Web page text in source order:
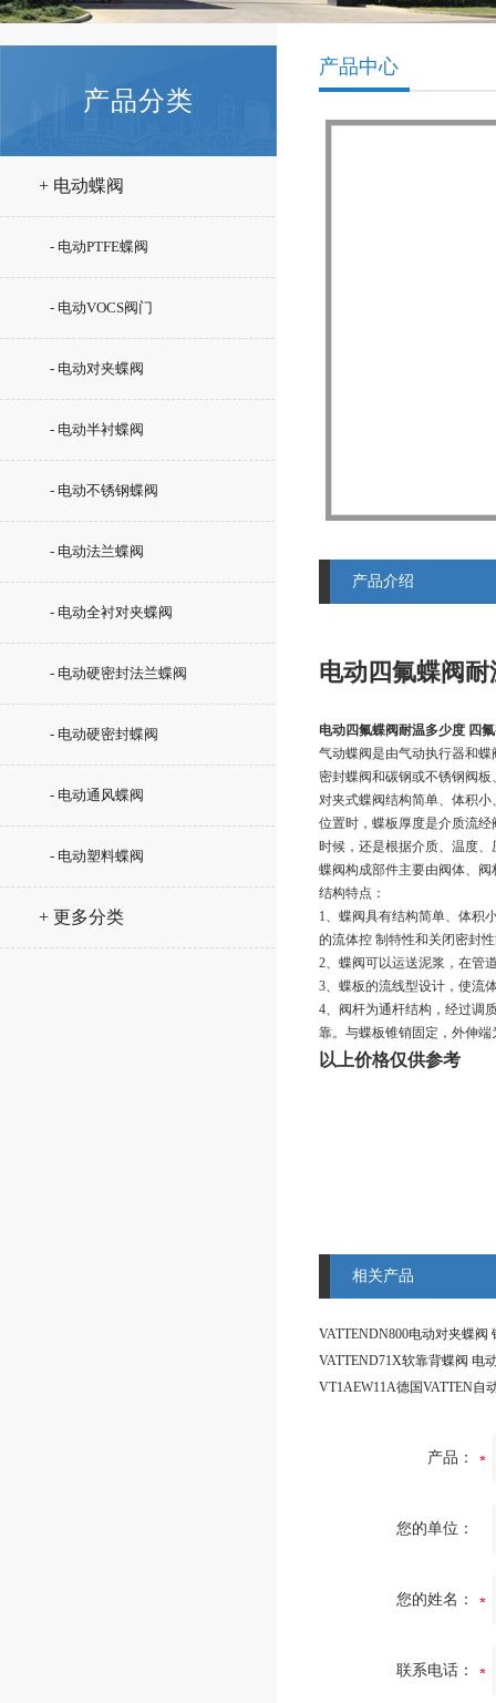
产品分类
+ 电动蝶阀
- 电动PTFE蝶阀
- 电动VOCS阀门
- 电动对夹蝶阀
- 电动半衬蝶阀
- 电动不锈钢蝶阀
- 电动法兰蝶阀
- 电动全衬对夹蝶阀
- 电动硬密封法兰蝶阀
- 电动硬密封蝶阀
- 电动通风蝶阀
- 电动塑料蝶阀
+ 更多分类
产品中心
产品介绍
电动四氟蝶阀
电动四氟蝶阀耐温多少度 四
气动蝶阀是由气动执行器和
密封蝶阀和碳钢或不锈钢阀
对夹式蝶阀结构简单、体积
位置时，蝶板厚度是介质流
时候，还是根据介质、温度
蝶阀构成部件主要由阀体、
结构特点：
1、蝶阀具有结构简单、体积
的流体控 制特性和关闭密封
2、蝶阀可以运送泥浆，在管
3、蝶板的流线型设计，使流
4、阀杆为通杆结构，经过调
靠。与蝶板锥销固定，外伸
以上价格仅供参考
相关产品
产品：
您的单位：
您的姓名：
联系电话：